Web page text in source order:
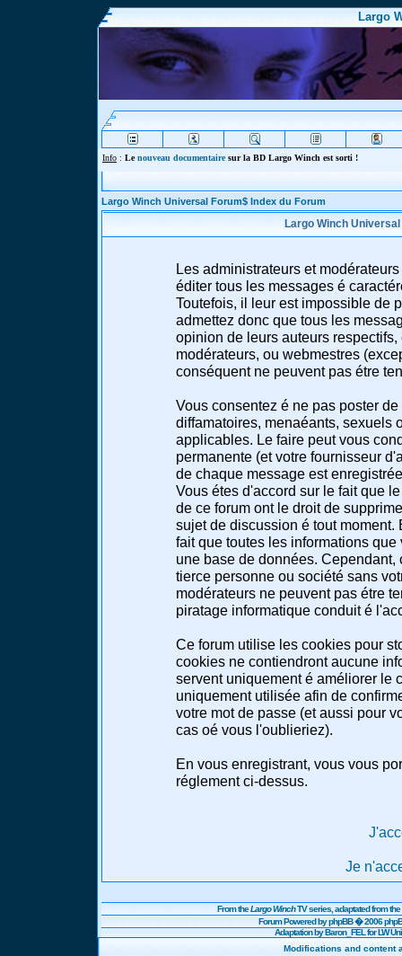
Largo
Info : Lenouveau documentairesur la BD Largo Winch est sorti !
Largo Winch Universal Forum$ Index du Forum
Largo Winch
Les administrateurs et
éditer tous les messages é
Toutefois, il leur est impossible de
admettez donc que tous les
opinion de leurs auteurs
modérateurs, ou webmestres
conséquent ne peuvent pas étre
Vous consentez é ne pas poster
diffamatoires, menaéants, sexuels
applicables. Le faire peut vous
permanente (et votre fournisseur
de chaque message est
Vous étes d'accord sur le fait que
de ce forum ont le droit de
sujet de discussion é tout
fait que toutes les informations
une base de données.
tierce personne ou société sans
modérateurs ne peuvent pas étre
piratage informatique conduit é
Ce forum utilise les cookies pour
cookies ne contiendront aucune
servent uniquement é améliorer le
uniquement utilisée afin de
votre mot de passe (et aussi pour
cas oé vous l'oublieriez).
En vous enregistrant, vous vous
réglement ci-dessus.
Je
From theLargo WinchTV series, adaptated from
Forum Powered byphpBB� 2006
Adaptation by Baron_FEL for LW
Modifications and content